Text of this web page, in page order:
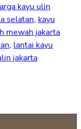
kayu ulin
selatan, kayu
mewah jakarta
, lantai kayu
jakarta